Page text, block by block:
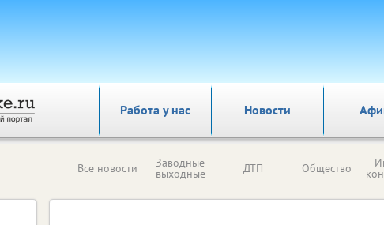
Работа у нас Новости
Все новости Заводные
выходные ДТП Общество